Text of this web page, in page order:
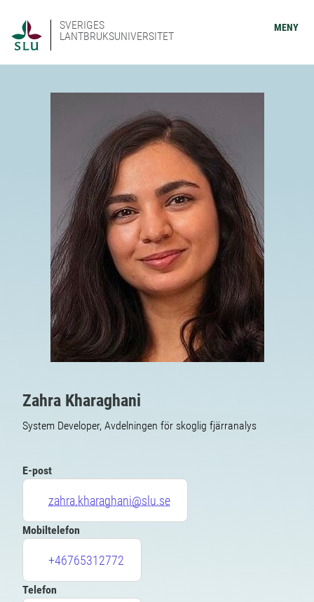
SVERIGES
LANTBRUKSUNIVERSITET
MENY
Zahra Kharaghani
System Developer, Avdelningen för skoglig fjärranalys
E-post
zahra.kharaghani@slu.se
Mobiltelefon
+46765312772
Telefon